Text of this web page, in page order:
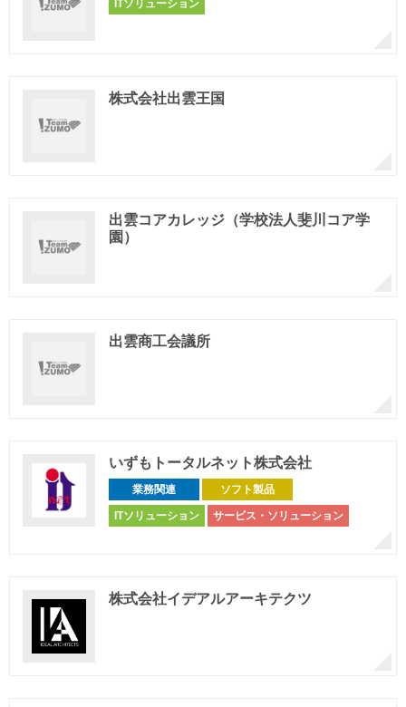
ITソリューション
株式会社出雲王国
出雲コアカレッジ（学校法人斐川コア学
園）
出雲商工会議所
いずもトータルネット株式会社
業務関連 ソフト製品
ITソリューション サービス・ソリューション
株式会社イデアルアーキテクツ